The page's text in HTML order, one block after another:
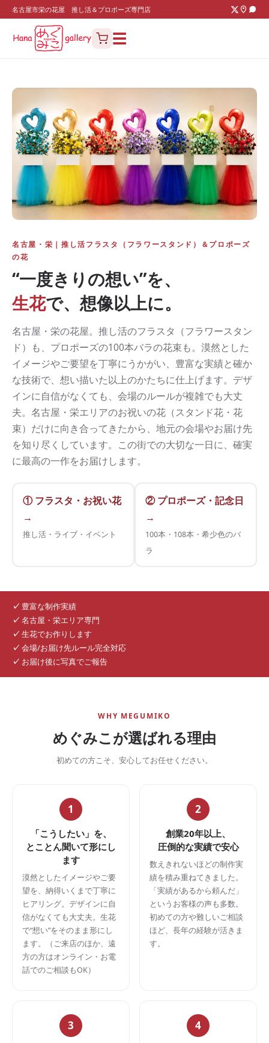
名古屋市栄の花屋 推し活＆プロポーズ専門店
☰
名古屋・栄｜推し活フラスタ（フラワースタンド）＆プロポーズ
の花
“一度きりの想い”を、
生花で、想像以上に。
名古屋・栄の花屋。推し活のフラスタ（フラワースタン
ド）も、プロポーズの100本バラの花束も。漠然とした
イメージやご要望を丁寧にうかがい、豊富な実績と確か
な技術で、想い描いた以上のかたちに仕上げます。デザ
インに自信がなくても、会場のルールが複雑でも大丈
夫。名古屋・栄エリアのお祝いの花（スタンド花・花
束）だけに向き合ってきたから、地元の会場やお届け先
を知り尽くしています。この街での大切な一日に、確実
に最高の一作をお届けします。
① フラスタ・お祝い花
→
推し活・ライブ・イベント
② プロポーズ・記念日
→
100本・108本・希少色のバ
ラ
✓ 豊富な制作実績
✓ 名古屋・栄エリア専門
✓ 生花でお作りします
✓ 会場/お届け先ルール完全対応
✓ お届け後に写真でご報告
WHY MEGUMIKO
めぐみこが選ばれる理由
初めての方こそ、安心してお任せください。
1
「こうしたい」を、
とことん聞いて形にし
ます
漠然としたイメージやご要
望を、納得いくまで丁寧に
ヒアリング。デザインに自
信がなくても大丈夫。生花
で“想い”をそのまま形にし
ます。（ご来店のほか、遠
方の方はオンライン・お電
話でのご相談もOK）
2
創業20年以上、
圧倒的な実績で安心
数えきれないほどの制作実
績を積み重ねてきました。
「実績があるから頼んだ」
というお客様の声も多数。
初めての方や難しいご相談
ほど、長年の経験が活きま
す。
3 4